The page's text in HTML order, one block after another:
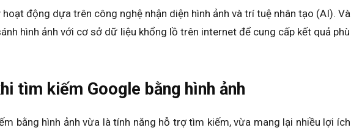
hoạt động dựa trên công nghệ nhận diện hình ảnh và trí tuệ nhân tạo (AI). Và
hình ảnh với cơ sở dữ liệu khổng lồ trên internet để cung cấp kết quả phù
tìm kiếm Google bằng hình ảnh
bằng hình ảnh vừa là tính năng hỗ trợ tìm kiếm, vừa mang lại nhiều lợi ích